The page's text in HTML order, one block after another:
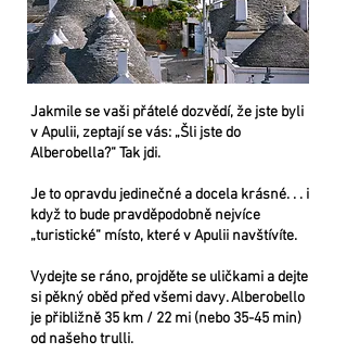
Jakmile se vaši přátelé dozvědí, že jste byli
v Apulii, zeptají se vás: „Šli jste do
Alberobella?“ Tak jdi.
Je to opravdu jedinečné a docela krásné. . . i
když to bude pravděpodobně nejvíce
„turistické“ místo, které v Apulii navštívíte.
Vydejte se ráno, projděte se uličkami a dejte
si pěkný oběd před všemi davy. Alberobello
je přibližně 35 km / 22 mi (nebo 35-45 min)
od našeho trulli.